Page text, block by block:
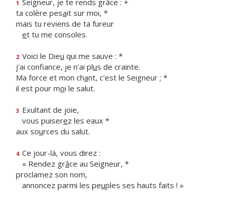
1 Seigneur, je te rends grâce : +
ta colère pesait sur moi, *
mais tu reviens de ta fureur
et tu me consoles.
2 Voici le Dieu qui me sauve : *
j'ai confiance, je n'ai plus de crainte.
Ma force et mon chant, c'est le Seigneur ; *
il est pour moi le salut.
3 Exultant de joie,
vous puiserez les eaux *
aux sources du salut.
4 Ce jour-là, vous direz :
« Rendez grâce au Seigneur, *
proclamez son nom,
annoncez parmi les peuples ses hauts faits ! »